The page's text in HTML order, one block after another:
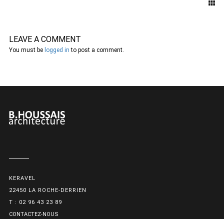
LEAVE A COMMENT
You must be logged in to post a comment.
KERAVEL
22450 LA ROCHE-DERRIEN
T : 02 96 43 23 89
CONTACTEZ-NOUS